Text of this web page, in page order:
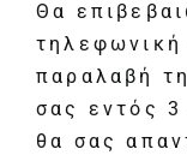
Θα
τηλεφωνική
παραλαβή
σας εντός
θα σας